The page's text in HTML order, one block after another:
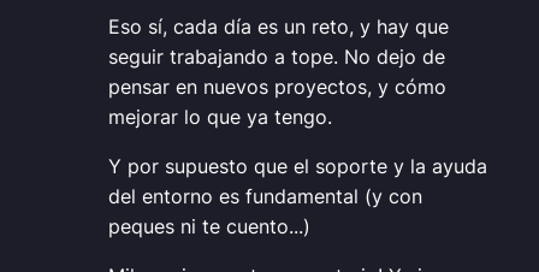
Eso sí, cada día es un reto, y hay que
seguir trabajando a tope. No dejo de
pensar en nuevos proyectos, y cómo
mejorar lo que ya tengo.
Y por supuesto que el soporte y la ayuda
del entorno es fundamental (y con
peques ni te cuento...)